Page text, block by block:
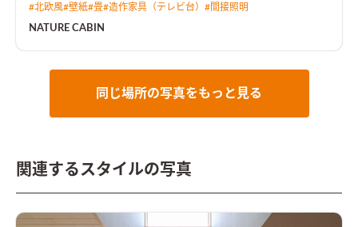
#北欧風#壁紙#畳#造作家具（テレビ台） #間接照明
NATURE CABIN
同じ場所の写真をもっと見る
関連するスタイルの写真